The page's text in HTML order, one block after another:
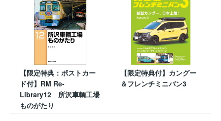
【限定特典：ポストカー
ド付】RM Re-
Library12 所沢車輌工場
ものがたり
【限定特典付】カングー
＆フレンチミニバン3